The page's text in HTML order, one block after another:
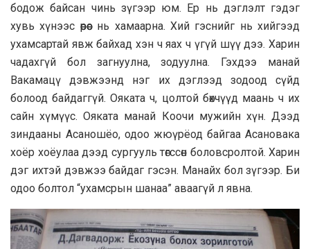
бодож байсан чинь зүгээр юм. Ер нь дэглэлт гэдэг
хувь хүнээс өөрөөс нь хамаарна. Хий гэснийг нь хийгээд
ухамсартай явж байхад хэн ч яах ч үгүй шүү дээ. Харин
чадахгүй бол загнуулна, зодуулна. Гэхдээ манай
Вакамацү дэвжээнд нэг их дэглээд зодоод сүйд
болоод байдаггүй. Ояката ч, цолтой бөхчүүд маань ч их
сайн хүмүүс. Ояката манай Коочи мужийн хүн. Дээд
зиндааны Асаношёо, одоо жюүрёод байгаа Асановака
хоёр хоёулаа дээд сургууль төгссөн боловсролтой. Харин
дэг ихтэй дэвжээ байдаг гэсэн. Манайх бол зүгээр. Би
одоо болтол “ухамсрын шанаа” аваагүй л явна.